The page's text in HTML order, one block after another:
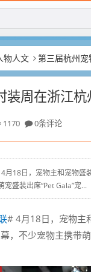
物人文 第三届杭州
装周在浙江
1170 0条评论
18日，宠物主和宠物盛
盛装出席“Pet Gala”宠...
# 4月18日，宠物主
，不少宠物主携带